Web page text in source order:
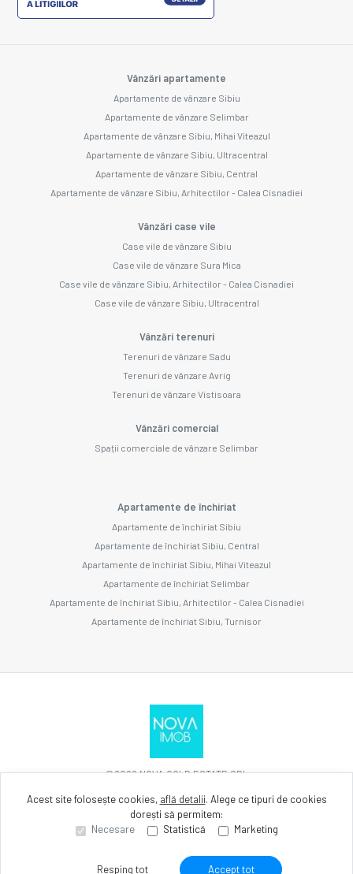
Vânzări apartamente
Apartamente de vânzare Sibiu
Apartamente de vânzare Selimbar
Apartamente de vânzare Sibiu, Mihai Viteazul
Apartamente de vânzare Sibiu, Ultracentral
Apartamente de vânzare Sibiu, Central
Apartamente de vânzare Sibiu, Arhitectilor - Calea Cisnadiei
Vânzări case vile
Case vile de vânzare Sibiu
Case vile de vânzare Sura Mica
Case vile de vânzare Sibiu, Arhitectilor - Calea Cisnadiei
Case vile de vânzare Sibiu, Ultracentral
Vânzări terenuri
Terenuri de vânzare Sadu
Terenuri de vânzare Avrig
Terenuri de vânzare Vistisoara
Vânzări comercial
Spații comerciale de vânzare Selimbar
Apartamente de închiriat
Apartamente de închiriat Sibiu
Apartamente de închiriat Sibiu, Central
Apartamente de închiriat Sibiu, Mihai Viteazul
Apartamente de închiriat Selimbar
Apartamente de închiriat Sibiu, Arhitectilor - Calea Cisnadiei
Apartamente de închiriat Sibiu, Turnisor
©2026NOVA GOLD ESTATE SRL
Site creat în
Acest site folosește cookies, află detalii. Alege ce tipuri de cookies
dorești să permitem:
Necesare
Statistică Marketing
Resping tot Accept tot